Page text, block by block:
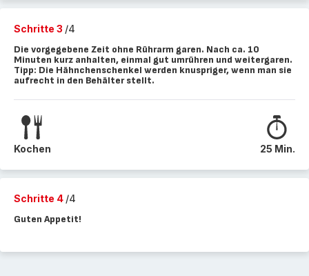
Schritte 3 /4
Die vorgegebene Zeit ohne Rührarm garen. Nach ca. 10
Minuten kurz anhalten, einmal gut umrühren und weitergaren.
Tipp: Die Hähnchenschenkel werden knuspriger, wenn man sie
aufrecht in den Behälter stellt.
Kochen 25 Min.
Schritte 4 /4
Guten Appetit!